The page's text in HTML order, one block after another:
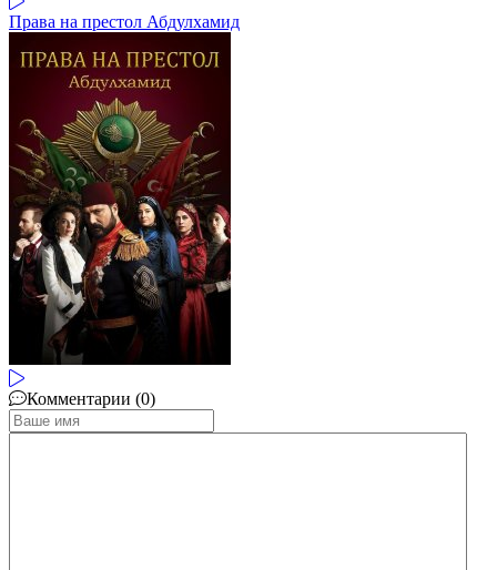
Права на престол Абдулхамид
Комментарии (0)